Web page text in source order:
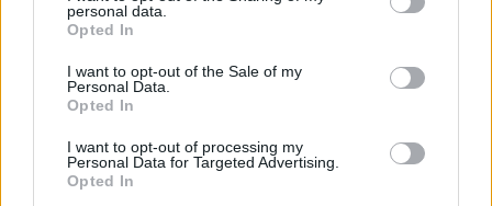
personal data.
Opted In
I want to opt-out of the Sale of my
Personal Data.
Opted In
I want to opt-out of processing my
Personal Data for Targeted Advertising.
Opted In
Ouazane met Lionel Messi
Ajax zet grote stap richting volgende ronde na
ruime zege op Vojvodina
Dusan Tadic kijkt met bijzondere gevoelens naar
Ajax - Vojvodina